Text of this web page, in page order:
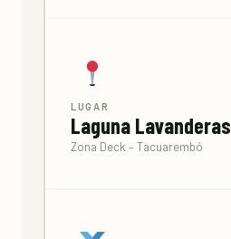
LUGAR
Laguna Lavanderas
Zona Deck – Tacuarembó